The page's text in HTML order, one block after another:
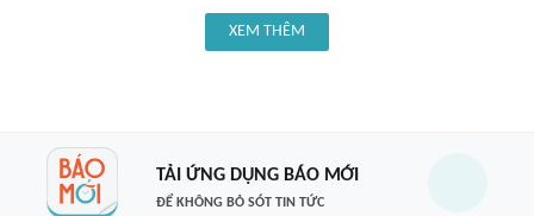
XEM THÊM
TẢI ỨNG DỤNG BÁO MỚI
ĐỂ KHÔNG BỎ SÓT TIN TỨC